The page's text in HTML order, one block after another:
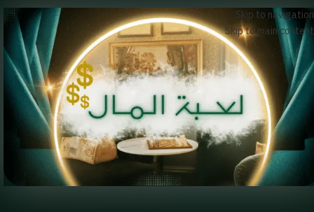
Skip to navigation
Skip to main content